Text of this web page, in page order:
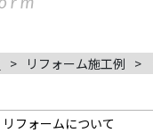
リフォーム施工例
リフォームについて